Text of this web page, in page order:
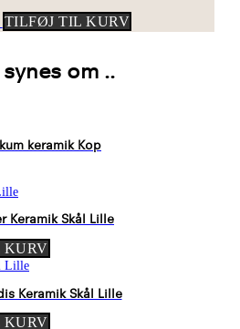
TILFØJ TIL KURV
om ..
keramik Kop
Keramik Skål Lille
KURV
Keramik Skål Lille
KURV